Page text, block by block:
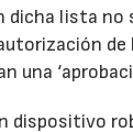
dicha lista no
de
una
dispositivo